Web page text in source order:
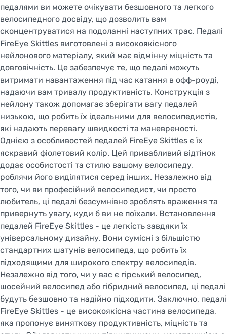
педалями ви можете очікувати безшовного та легкого
велосипедного досвіду, що дозволить вам
сконцентруватися на подоланні наступних трас. Педалі
FireEye Skittles виготовлені з високоякісного
нейлонового матеріалу, який має відмінну міцність та
довговічність. Це забезпечує те, що педалі можуть
витримати навантаження під час катання в офф-роуді,
надаючи вам тривалу продуктивність. Конструкція з
нейлону також допомагає зберігати вагу педалей
низькою, що робить їх ідеальними для велосипедистів,
які надають перевагу швидкості та маневреності.
Однією з особливостей педалей FireEye Skittles є їх
яскравий фіолетовий колір. Цей привабливий відтінок
додає особистості та стилю вашому велосипеду,
роблячи його виділятися серед інших. Незалежно від
того, чи ви професійний велосипедист, чи просто
любитель, ці педалі безсумнівно зроблять враження та
привернуть увагу, куди б ви не поїхали. Встановлення
педалей FireEye Skittles - це легкість завдяки їх
універсальному дизайну. Вони сумісні з більшістю
стандартних шатунів велосипеда, що робить їх
підходящими для широкого спектру велосипедів.
Незалежно від того, чи у вас є гірський велосипед,
шосейний велосипед або гібридний велосипед, ці педалі
будуть безшовно та надійно підходити. Заключно, педалі
FireEye Skittles - це високоякісна частина велосипеда,
яка пропонує виняткову продуктивність, міцність та